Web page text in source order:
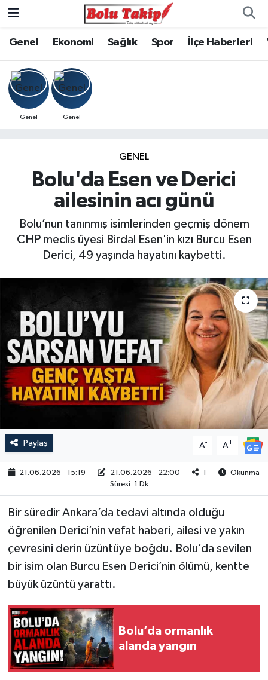
Genel Ekonomi Sağlık Spor İlçe Haberleri
Genel Genel
GENEL
Bolu'da Esen ve Derici
ailesinin acı günü
Bolu’nun tanınmış isimlerinden geçmiş dönem
CHP meclis üyesi Birdal Esen'in kızı Burcu Esen
Derici, 49 yaşında hayatını kaybetti.
Paylaş A- A+
21.06.2026 - 15:19 21.06.2026 - 22:00
Okunma
Süresi: 1 Dk
Bir süredir Ankara’da tedavi altında olduğu
öğrenilen Derici’nin vefat haberi, ailesi ve yakın
çevresini derin üzüntüye boğdu. Bolu’da sevilen
bir isim olan Burcu Esen Derici’nin ölümü, kentte
büyük üzüntü yarattı.
Bolu’da ormanlık
alanda yangın